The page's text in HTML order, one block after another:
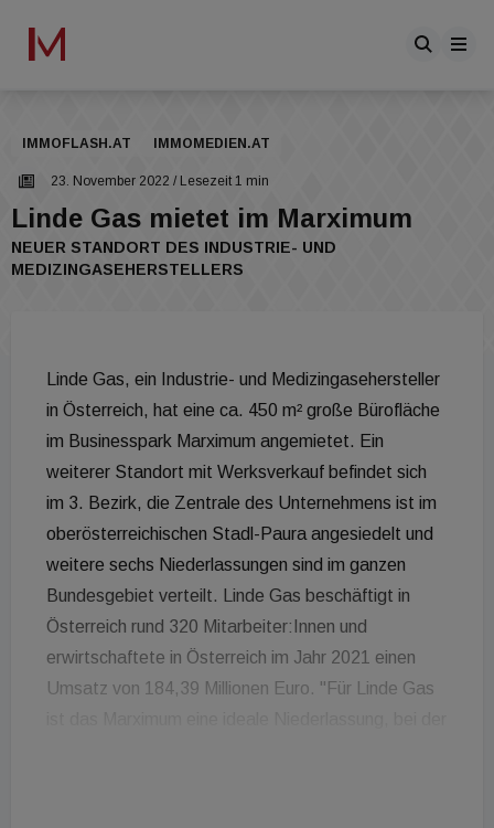
IMMOFLASH.AT IMMOMEDIEN.AT
23. November 2022 / Lesezeit 1 min
Linde Gas mietet im Marximum
NEUER STANDORT DES INDUSTRIE- UND
MEDIZINGASEHERSTELLERS
Linde Gas, ein Industrie- und Medizingasehersteller
in Österreich, hat eine ca. 450 m² große Bürofläche
im Businesspark Marximum angemietet. Ein
weiterer Standort mit Werksverkauf befindet sich
im 3. Bezirk, die Zentrale des Unternehmens ist im
oberösterreichischen Stadl-Paura angesiedelt und
weitere sechs Niederlassungen sind im ganzen
Bundesgebiet verteilt. Linde Gas beschäftigt in
Österreich rund 320 Mitarbeiter:Innen und
erwirtschaftete in Österreich im Jahr 2021 einen
Umsatz von 184,39 Millionen Euro. "Für Linde Gas